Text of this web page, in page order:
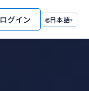
ログイン 🌐日本語▾